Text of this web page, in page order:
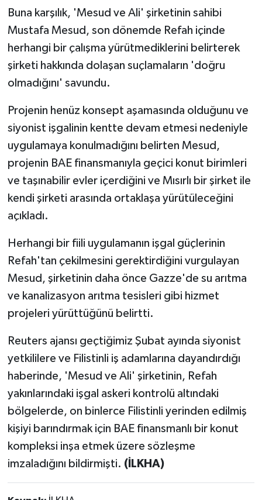
Buna karşılık, 'Mesud ve Ali' şirketinin sahibi
Mustafa Mesud, son dönemde Refah içinde
herhangi bir çalışma yürütmediklerini belirterek
şirketi hakkında dolaşan suçlamaların 'doğru
olmadığını' savundu.
Projenin henüz konsept aşamasında olduğunu ve
siyonist işgalinin kentte devam etmesi nedeniyle
uygulamaya konulmadığını belirten Mesud,
projenin BAE finansmanıyla geçici konut birimleri
ve taşınabilir evler içerdiğini ve Mısırlı bir şirket ile
kendi şirketi arasında ortaklaşa yürütüleceğini
açıkladı.
Herhangi bir fiili uygulamanın işgal güçlerinin
Refah'tan çekilmesini gerektirdiğini vurgulayan
Mesud, şirketinin daha önce Gazze'de su arıtma
ve kanalizasyon arıtma tesisleri gibi hizmet
projeleri yürüttüğünü belirtti.
Reuters ajansı geçtiğimiz Şubat ayında siyonist
yetkililere ve Filistinli iş adamlarına dayandırdığı
haberinde, 'Mesud ve Ali' şirketinin, Refah
yakınlarındaki işgal askeri kontrolü altındaki
bölgelerde, on binlerce Filistinli yerinden edilmiş
kişiyi barındırmak için BAE finansmanlı bir konut
kompleksi inşa etmek üzere sözleşme
imzaladığını bildirmişti. (İLKHA)